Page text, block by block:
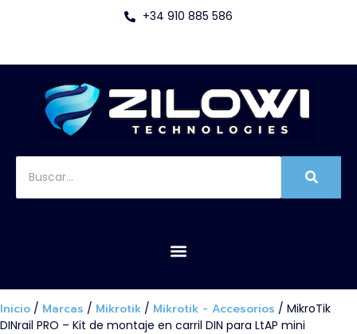
+34 910 885 586
Inicio / Marcas / Mikrotik / Mikrotik - Accesorios / MikroTik
DINrail PRO – Kit de montaje en carril DIN para LtAP mini